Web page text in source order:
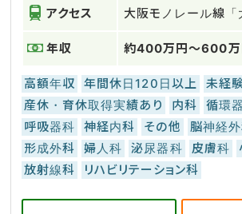
アクセス 大阪モノレール線「
年収 約400万円～600万
高額年収 年間休日120日以上
未経
産休・育休取得実績あり
内科 循環
呼吸器科
神経内科 その他 脳神経
形成外科
婦人科 泌尿器科 皮膚科
放射線科
リハビリテーション科